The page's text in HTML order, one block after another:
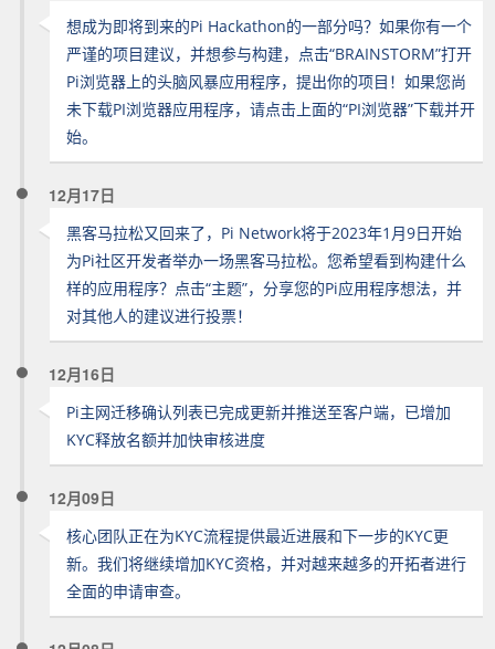
想成为即将到来的Pi Hackathon的一部分吗？如果你有一个
严谨的项目建议，并想参与构建，点击“BRAINSTORM”打开
Pi浏览器上的头脑风暴应用程序，提出你的项目！如果您尚
未下载PI浏览器应用程序，请点击上面的“PI浏览器”下载并开
始。
12月17日
黑客马拉松又回来了，Pi Network将于2023年1月9日开始
为Pi社区开发者举办一场黑客马拉松。您希望看到构建什么
样的应用程序？点击“主题”，分享您的Pi应用程序想法，并
对其他人的建议进行投票！
12月16日
Pi主网迁移确认列表已完成更新并推送至客户端，已增加
KYC释放名额并加快审核进度
12月09日
核心团队正在为KYC流程提供最近进展和下一步的KYC更
新。我们将继续增加KYC资格，并对越来越多的开拓者进行
全面的申请审查。